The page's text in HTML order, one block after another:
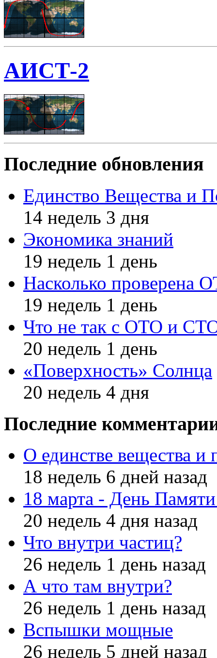
АИСТ-2
Последние обновления
Единство Вещества и
14 недель 3 дня
Экономика знаний
19 недель 1 день
Насколько проверена
19 недель 1 день
Что не так с ОТО и
20 недель 1 день
«Поверхность» Солнца
20 недель 4 дня
Последние
О единстве вещества и
18 недель 6 дней назад
18 марта - День
20 недель 4 дня назад
Что внутри частиц?
26 недель 1 день назад
А что там внутри?
26 недель 1 день назад
Вспышки мощные
26 недель 5 дней назад